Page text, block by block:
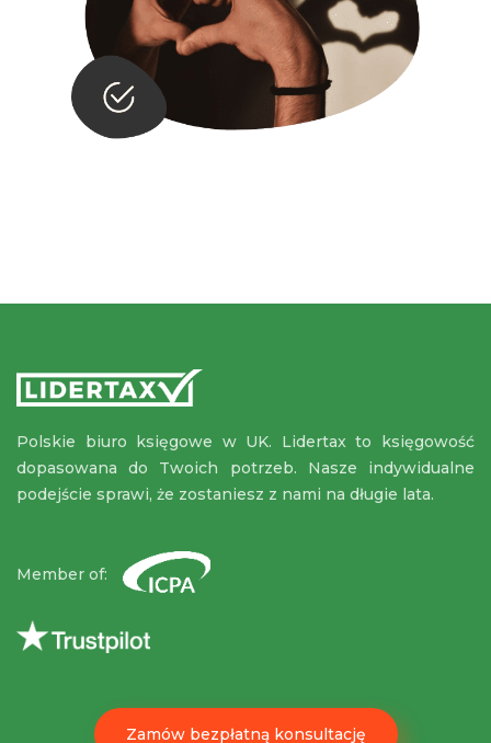
Polskie biuro księgowe w UK. Lidertax to księgowość
dopasowana do Twoich potrzeb. Nasze indywidualne
podejście sprawi, że zostaniesz z nami na długie lata.
Member of:
Zamów bezpłatną konsultację